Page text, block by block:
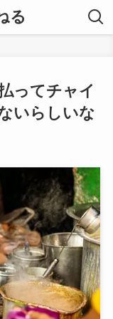
る
ってチャイ
いらしいな